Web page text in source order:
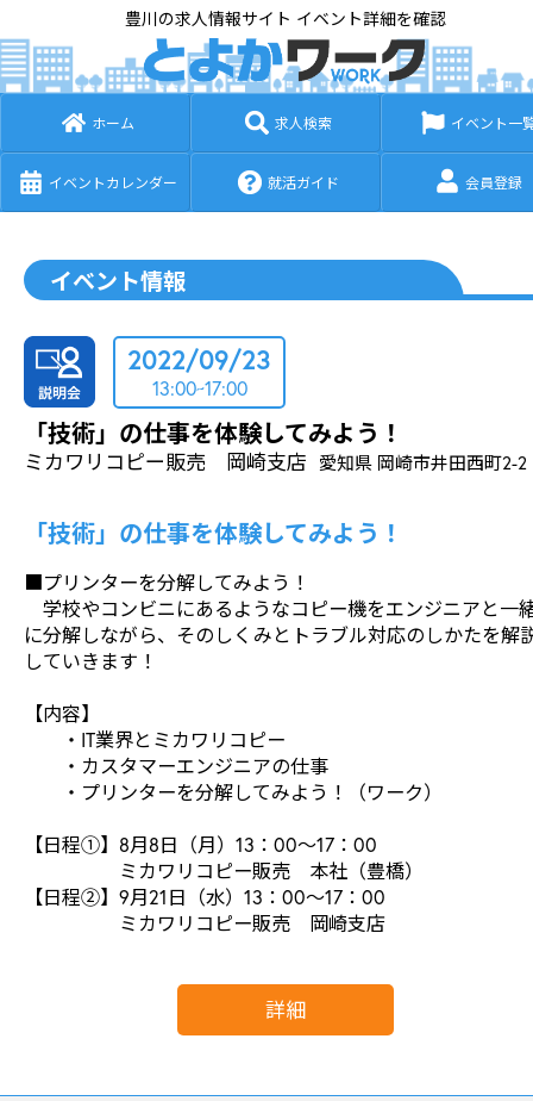
豊川の求人情報サイト イベント詳細を確認
ホーム 求人検索 イベント一
イベントカレンダー 就活ガイド 会員登録
イベント情報
2022/09/23
13:00~17:00
「技術」の仕事を体験してみよう！
ミカワリコピー販売 岡崎支店 愛知県 岡崎市井田西町2-2
「技術」の仕事を体験してみよう！
■プリンターを分解してみよう！
学校やコンビニにあるようなコピー機をエンジニアと一
に分解しながら、そのしくみとトラブル対応のしかたを解
していきます！
【内容】
・IT業界とミカワリコピー
・カスタマーエンジニアの仕事
・プリンターを分解してみよう！（ワーク）
【日程①】8月8日（月）13：00～17：00
ミカワリコピー販売 本社（豊橋）
【日程②】9月21日（水）13：00～17：00
ミカワリコピー販売 岡崎支店
詳細